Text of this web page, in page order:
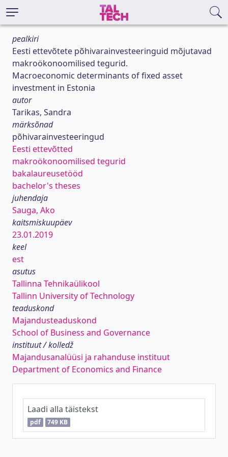
pealkiri
Eesti ettevõtete põhivarainvesteeringuid mõjutavad
makroökonoomilised tegurid.
Macroeconomic determinants of fixed asset
investment in Estonia
autor
Tarikas, Sandra
märksõnad
põhivarainvesteeringud
Eesti ettevõtted
makroökonoomilised tegurid
bakalaureusetööd
bachelor's theses
juhendaja
Sauga, Ako
kaitsmiskuupäev
23.01.2019
keel
est
asutus
Tallinna Tehnikaülikool
Tallinn University of Technology
teaduskond
Majandusteaduskond
School of Business and Governance
instituut / kolledž
Majandusanalüüsi ja rahanduse instituut
Department of Economics and Finance
Laadi alla täistekst
pdf 749 KB